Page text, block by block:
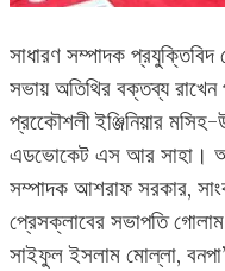
সাধারণ সম্পাদক প্রযুক্তিবিদ
সভায় অতিথির বক্তব্য রাখেন
প্রকেৌশলী ইঞ্জিনিয়ার
এডভোকেট এস আর সাহা।
সম্পাদক আশরাফ সরকার,
প্রেসক্লাবের সভাপতি
সাইফুল ইসলাম মোল্লা,